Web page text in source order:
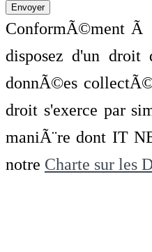
ConformÃ©ment Ã
disposez d'un
donnÃ©es
droit s'exerce par
maniÃ¨re dont IT
notre Charte sur les